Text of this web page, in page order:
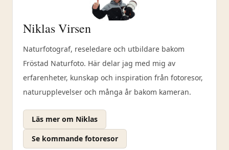
Niklas Virsen
Naturfotograf, reseledare och utbildare bakom
Fröstad Naturfoto. Här delar jag med mig av
erfarenheter, kunskap och inspiration från fotoresor,
naturupplevelser och många år bakom kameran.
Läs mer om Niklas
Se kommande fotoresor